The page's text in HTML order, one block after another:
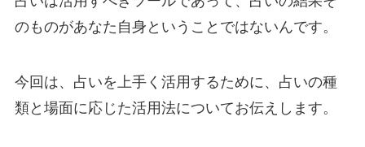
のものがあなた自身ということではないんです。
今回は、占いを上手く活用するために、占いの種
類と場面に応じた活用法についてお伝えします。